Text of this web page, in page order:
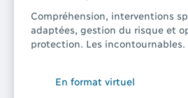
Compréhension, interventions
adaptées, gestion du risque et
protection. Les incontournables.
En format virtuel